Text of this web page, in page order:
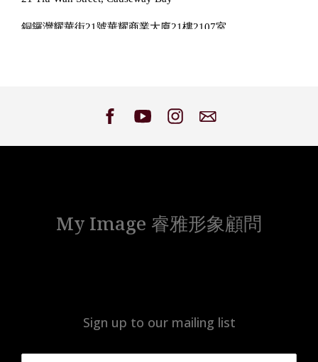
My Image 睿雅形象顧問
Sign up to our mailing list